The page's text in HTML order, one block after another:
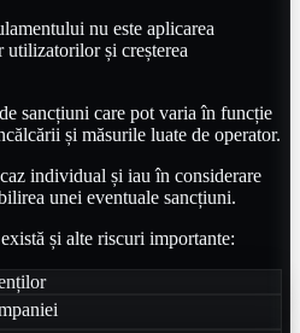
nu este aplicarea
utilizatorilor și creșterea
sancțiuni care pot varia în funcție
și măsurile luate de operator.
individual și iau în considerare
unei eventuale sancțiuni.
și alte riscuri importante: